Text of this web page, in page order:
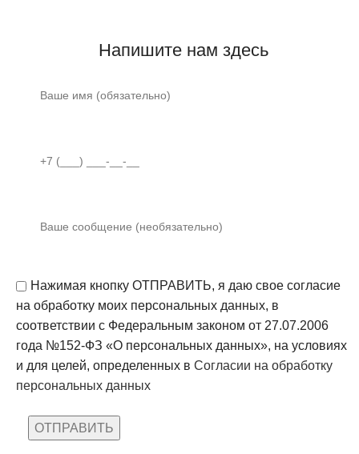
Напишите нам здесь
Нажимая кнопку ОТПРАВИТЬ, я даю свое согласие
на обработку моих персональных данных, в
соответствии с Федеральным законом от 27.07.2006
года №152-ФЗ «О персональных данных», на условиях
и для целей, определенных в Согласии на обработку
персональных данных